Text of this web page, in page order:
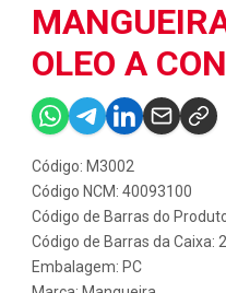
OLEO A
Código: M3002
Código NCM: 40093100
Código de Barras do
Código de Barras da Caixa:
Embalagem: PC